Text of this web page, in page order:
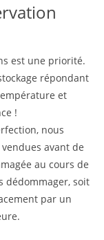
est une priorité.
répondant
et
!
nous
avant de
au cours de
dédommager, soit
par un